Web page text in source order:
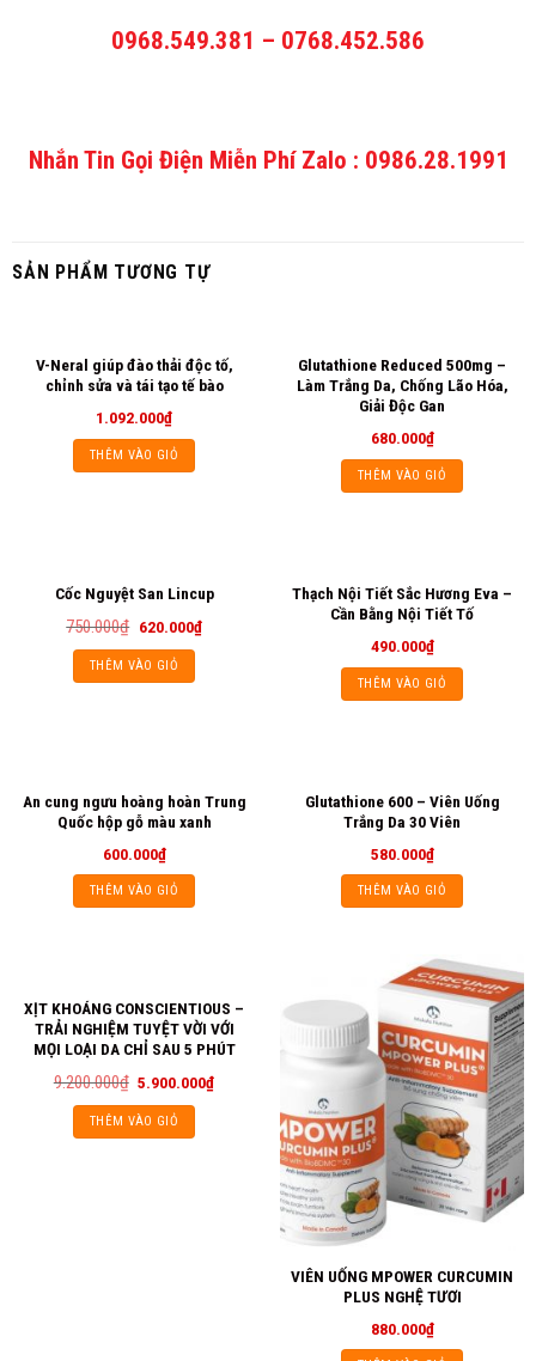
0968.549.381 – 0768.452.586
Nhắn Tin Gọi Điện Miễn Phí Zalo : 0986.28.1991
SẢN PHẨM TƯƠNG TỰ
V-Neral giúp đào thải độc tố,
chỉnh sửa và tái tạo tế bào
1.092.000₫
THÊM VÀO GIỎ
Glutathione Reduced 500mg –
Làm Trắng Da, Chống Lão Hóa,
Giải Độc Gan
680.000₫
THÊM VÀO GIỎ
Cốc Nguyệt San Lincup
750.000₫ 620.000₫
THÊM VÀO GIỎ
Thạch Nội Tiết Sắc Hương Eva –
Cần Bằng Nội Tiết Tố
490.000₫
THÊM VÀO GIỎ
An cung ngưu hoàng hoàn Trung
Quốc hộp gỗ màu xanh
600.000₫
THÊM VÀO GIỎ
Glutathione 600 – Viên Uống
Trắng Da 30 Viên
580.000₫
THÊM VÀO GIỎ
XỊT KHOÁNG CONSCIENTIOUS –
TRẢI NGHIỆM TUYỆT VỜI VỚI
MỌI LOẠI DA CHỈ SAU 5 PHÚT
9.200.000₫ 5.900.000₫
THÊM VÀO GIỎ
VIÊN UỐNG MPOWER CURCUMIN
PLUS NGHỆ TƯƠI
880.000₫